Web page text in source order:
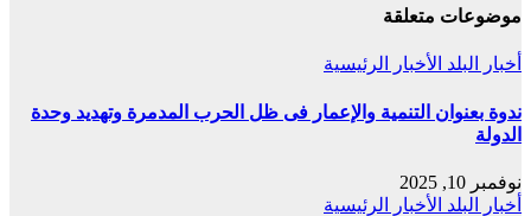
موضوعات متعلقة
أخبار البلد الأخبار الرئيسية
ندوة بعنوان التنمية والإعمار فى ظل الحرب المدمرة وتهديد وحدة
الدولة
نوفمبر 10, 2025
أخبار البلد الأخبار الرئيسية